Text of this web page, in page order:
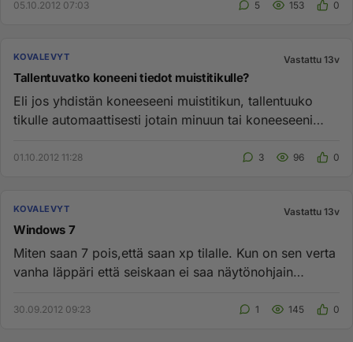
05.10.2012 07:03 5 153 0
KOVALEVYT Vastattu 13v
Tallentuvatko koneeni tiedot muistitikulle?
Eli jos yhdistän koneeseeni muistitikun, tallentuuko
tikulle automaattisesti jotain minuun tai koneeseeni
01.10.2012 11:28 3 96 0
KOVALEVYT Vastattu 13v
Windows 7
Miten saan 7 pois,että saan xp tilalle. Kun on sen verta
vanha läppäri että seiskaan ei saa näytönohjain
30.09.2012 09:23 1 145 0